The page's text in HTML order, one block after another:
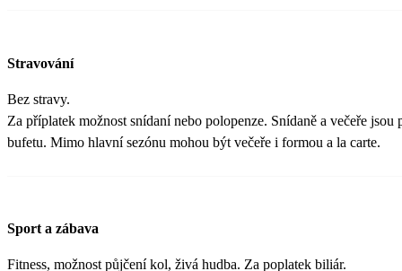
Stravování
Bez stravy.
Za příplatek možnost snídaní nebo polopenze. Snídaně a večeře jsou
bufetu. Mimo hlavní sezónu mohou být večeře i formou a la carte.
Sport a zábava
Fitness, možnost půjčení kol, živá hudba. Za poplatek biliár.